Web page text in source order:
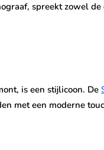
spreekt zowel
is een stijlicoon. De
met een moderne